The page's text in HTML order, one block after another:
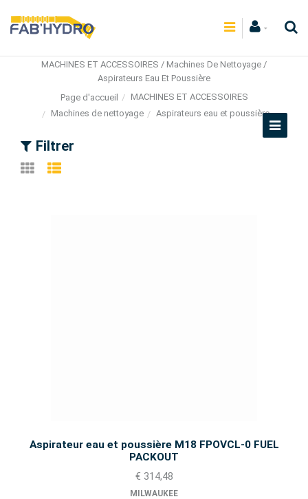
MACHINES ET ACCESSOIRES / Machines De Nettoyage /
Aspirateurs Eau Et Poussière
Page d'accueil
MACHINES ET ACCESSOIRES
Machines de nettoyage
Aspirateurs eau et poussière
Filtrer
Aspirateur eau et poussière M18 FPOVCL-0 FUEL
PACKOUT
€ 314,48
MILWAUKEE